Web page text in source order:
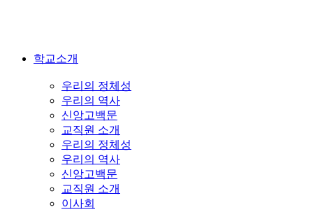
학교소개
우리의 정체성
우리의 역사
신앙고백문
교직원 소개
우리의 정체성
우리의 역사
신앙고백문
교직원 소개
이사회